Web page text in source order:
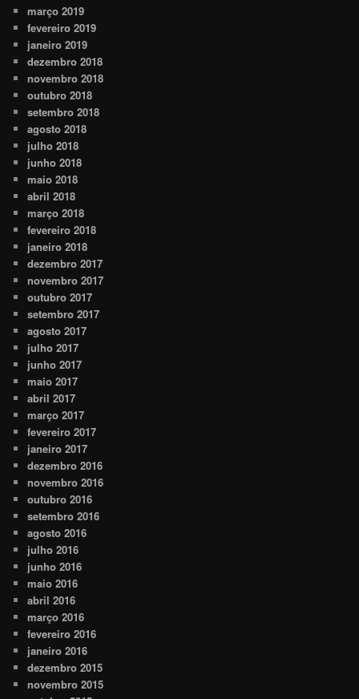
março 2019
fevereiro 2019
janeiro 2019
dezembro 2018
novembro 2018
outubro 2018
setembro 2018
agosto 2018
julho 2018
junho 2018
maio 2018
abril 2018
março 2018
fevereiro 2018
janeiro 2018
dezembro 2017
novembro 2017
outubro 2017
setembro 2017
agosto 2017
julho 2017
junho 2017
maio 2017
abril 2017
março 2017
fevereiro 2017
janeiro 2017
dezembro 2016
novembro 2016
outubro 2016
setembro 2016
agosto 2016
julho 2016
junho 2016
maio 2016
abril 2016
março 2016
fevereiro 2016
janeiro 2016
dezembro 2015
novembro 2015